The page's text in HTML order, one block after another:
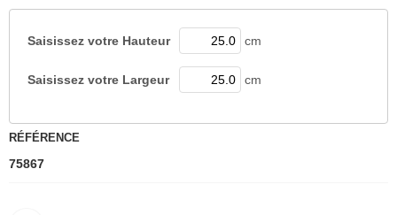
Saisissez votre Hauteur cm
Saisissez votre Largeur cm
RÉFÉRENCE
75867